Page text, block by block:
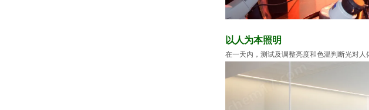
以人为本照明
在一天内，测试及调整亮度和色温判断光对人